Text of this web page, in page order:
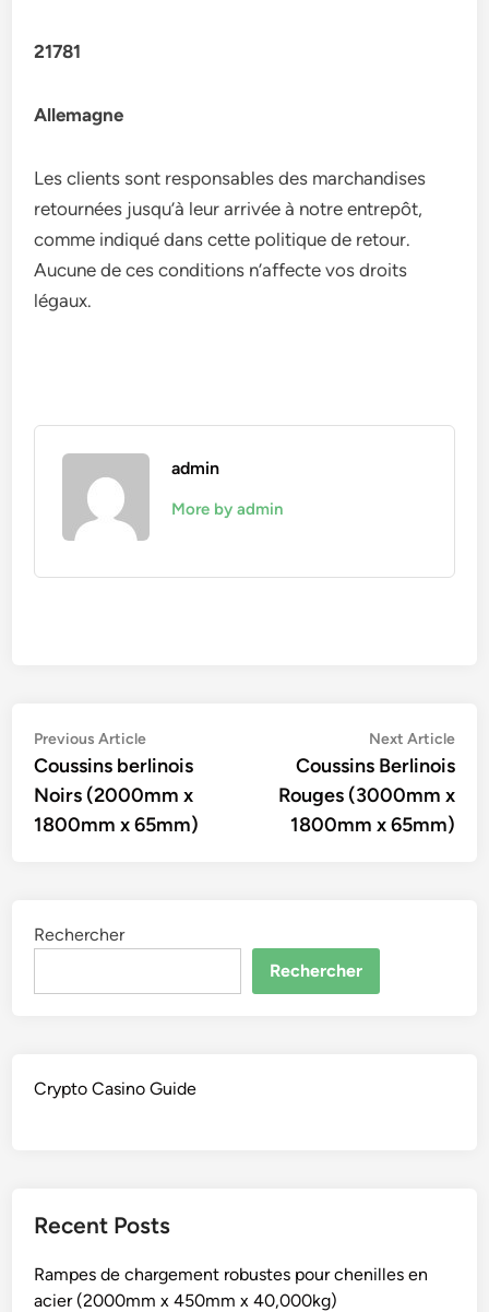
21781
Allemagne
Les clients sont responsables des marchandises
retournées jusqu’à leur arrivée à notre entrepôt,
comme indiqué dans cette politique de retour.
Aucune de ces conditions n’affecte vos droits
légaux.
admin
More by admin
Navigation
de
l’article
Previous ArticlePrevious
article:
Coussins berlinois
Noirs (2000mm x
1800mm x 65mm)
Next Article
Coussins Berlinois
Rouges (3000mm x
1800mm x 65mm)
Rechercher
Rechercher
Crypto Casino Guide
Recent Posts
Rampes de chargement robustes pour chenilles en
acier (2000mm x 450mm x 40,000kg)